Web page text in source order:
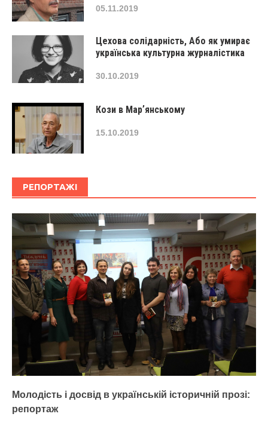
05.11.2019
Цехова солідарність, Або як умирає
українська культурна журналістика
30.10.2019
Кози в Марʼянському
15.10.2019
РЕПОРТАЖІ
Молодість і досвід в українській історичній прозі:
репортаж